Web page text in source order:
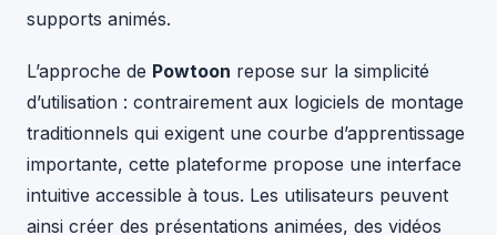
supports animés.
L’approche de Powtoon repose sur la simplicité
d’utilisation : contrairement aux logiciels de montage
traditionnels qui exigent une courbe d’apprentissage
importante, cette plateforme propose une interface
intuitive accessible à tous. Les utilisateurs peuvent
ainsi créer des présentations animées, des vidéos